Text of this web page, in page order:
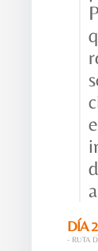
DÍA
- RUTA